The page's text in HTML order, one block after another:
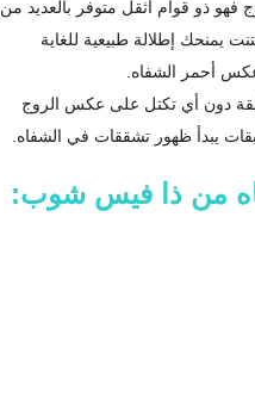
فهو ذو قوام أثقل متوفر بالعديد من
يمنحك إطلالة طبيعية للغاية
أحمر الشفاه.
دون أي تكتل على عكس الروج
يبدأ ظهور تشققات في الشفاه.
من ذا فيس شوب: